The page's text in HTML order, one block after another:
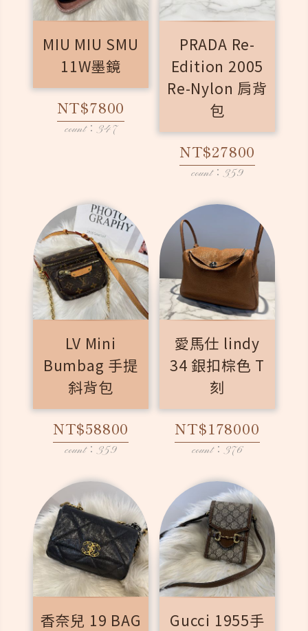
MIU MIU SMU
11W墨鏡
NT$7800
count：347
PRADA Re-
Edition 2005
Re-Nylon 肩背
包
NT$27800
count：359
LV Mini
Bumbag 手提
斜背包
NT$58800
count：359
愛馬仕 lindy
34 銀扣棕色 T
刻
NT$178000
count：376
香奈兒 19 BAG
Gucci 1955手